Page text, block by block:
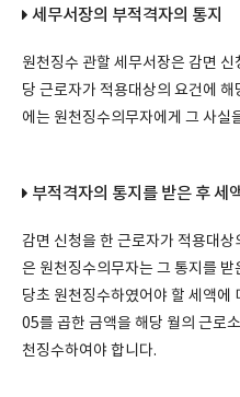
세무서장의 부적격자의 통지
원천징수 관할 세무서장은 감면
당 근로자가 적용대상의 요건에
에는 원천징수의무자에게 그 사실
부적격자의 통지를 받은 후 세
감면 신청을 한 근로자가 적용대
은 원천징수의무자는 그 통지를 받
당초 원천징수하였어야 할 세액
05를 곱한 금액을 해당 월의 근로
천징수하여야 합니다.